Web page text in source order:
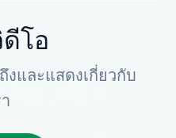
โอ
งและแสดงเกี่ยวกับ